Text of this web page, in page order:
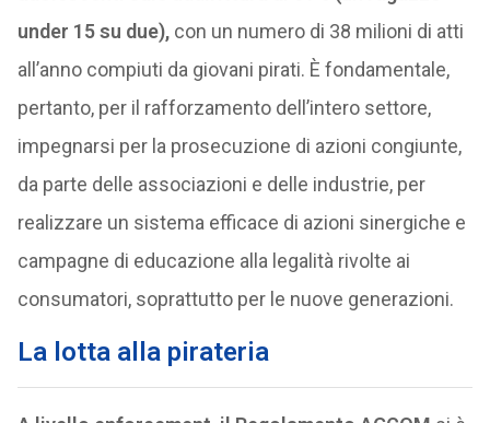
under 15 su due),con un numero di 38 milioni di atti
all’anno compiuti da giovani pirati. È fondamentale,
pertanto, per il rafforzamento dell’intero settore,
impegnarsi per la prosecuzione di azioni congiunte,
da parte delle associazioni e delle industrie, per
realizzare un sistema efficace di azioni sinergiche e
campagne di educazione alla legalità rivolte ai
consumatori, soprattutto per le nuove generazioni.
La lotta alla pirateria